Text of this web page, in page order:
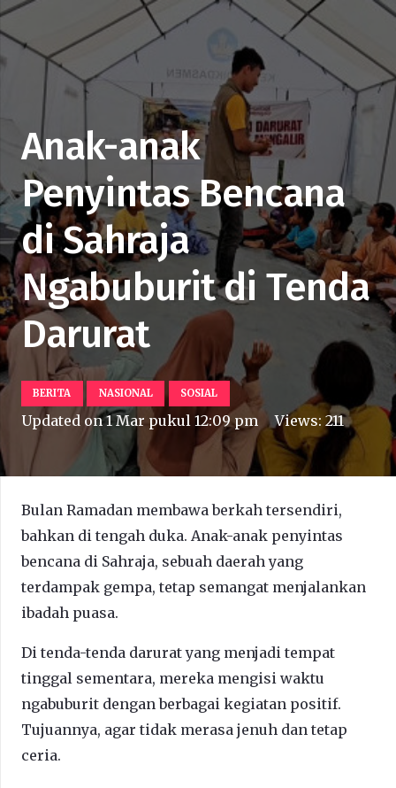
Anak-anak
Penyintas Bencana
di Sahraja
Ngabuburit di Tenda
Darurat
BERITA NASIONAL SOSIAL
Updated on1 Mar pukul 12:09 pm Views:211
Bulan Ramadan membawa berkah tersendiri,
bahkan di tengah duka. Anak-anak penyintas
bencana di Sahraja, sebuah daerah yang
terdampak gempa, tetap semangat menjalankan
ibadah puasa.
Di tenda-tenda darurat yang menjadi tempat
tinggal sementara, mereka mengisi waktu
ngabuburit dengan berbagai kegiatan positif.
Tujuannya, agar tidak merasa jenuh dan tetap
ceria.